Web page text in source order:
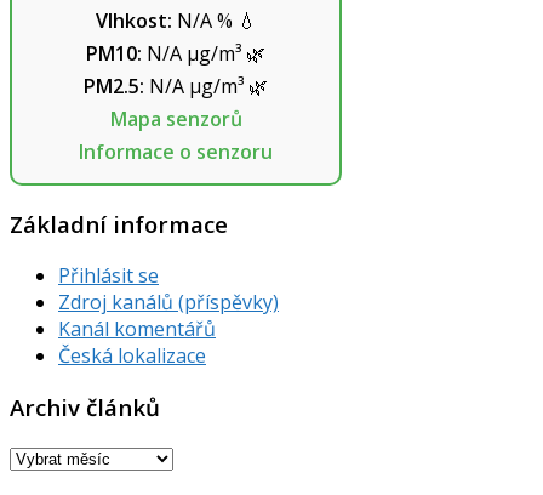
Vlhkost: N/A% 💧
PM10: N/A µg/m³ 🌿
PM2.5: N/A µg/m³ 🌿
Mapa senzorů
Informace o senzoru
Základní informace
Přihlásit se
Zdroj kanálů (příspěvky)
Kanál komentářů
Česká lokalizace
Archiv článků
Archiv